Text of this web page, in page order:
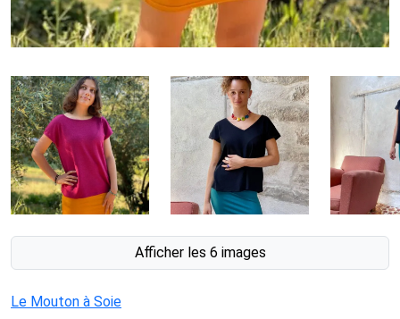
Afficher les 6 images
Le Mouton à Soie